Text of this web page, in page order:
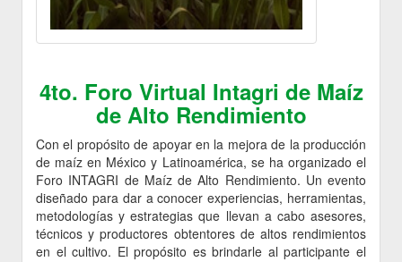
4to. Foro Virtual Intagri de Maíz
de Alto Rendimiento
Con el propósito de apoyar en la mejora de la producción
de maíz en México y Latinoamérica, se ha organizado el
Foro INTAGRI de Maíz de Alto Rendimiento. Un evento
diseñado para dar a conocer experiencias, herramientas,
metodologías y estrategias que llevan a cabo asesores,
técnicos y productores obtentores de altos rendimientos
en el cultivo. El propósito es brindarle al participante el